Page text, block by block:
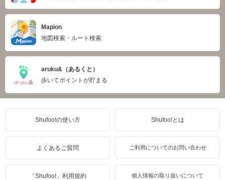
Mapion
地図検索・ルート検索
aruku&（あるくと）
歩いてポイントが貯まる
Shufoo!の使い方 Shufoo!とは
よくあるご質問 ご利用についてのお問い合わせ
「Shufoo!」利用規約 個人情報の取り扱いについて